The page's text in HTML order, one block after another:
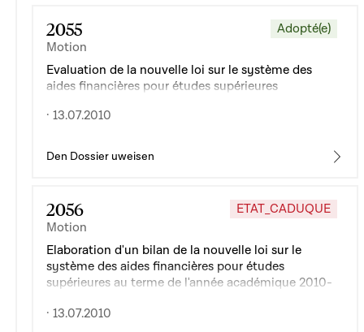
2055
Motion
Adopté(e)
Evaluation de la nouvelle loi sur le système des
aides financières pour études supérieures
· 13.07.2010
Den Dossier uweisen
2056
Motion
ETAT_CADUQUE
Elaboration d'un bilan de la nouvelle loi sur le
système des aides financières pour études
supérieures au terme de l'année académique 2010-
· 13.07.2010